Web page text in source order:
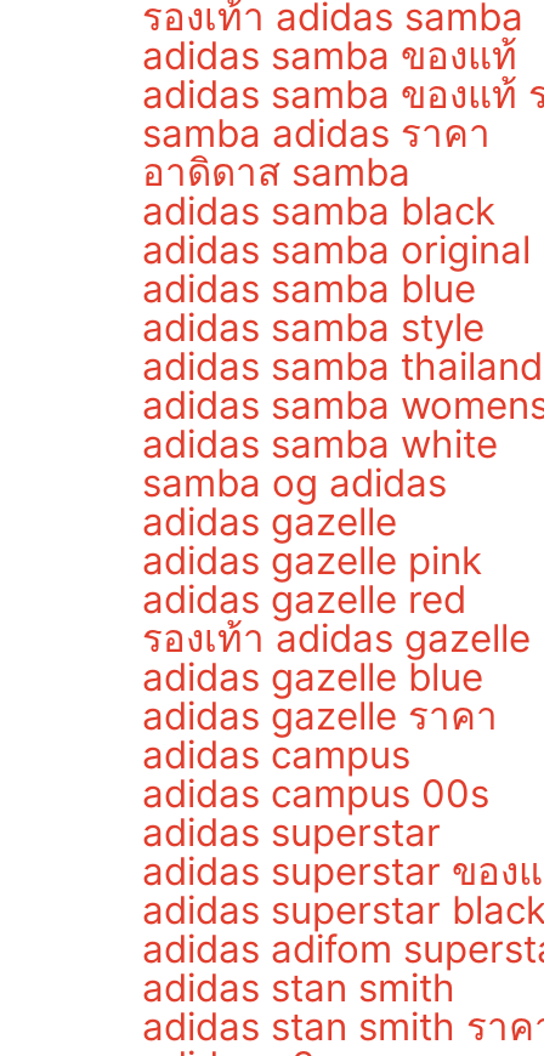
รองเท้า adidas samba
adidas samba ของแท้
adidas samba ของแท้
samba adidas ราคา
อาดิดาส samba
adidas samba black
adidas samba original
adidas samba blue
adidas samba style
adidas samba thailand
adidas samba
adidas samba white
samba og adidas
adidas gazelle
adidas gazelle pink
adidas gazelle red
รองเท้า adidas gazelle
adidas gazelle blue
adidas gazelle ราคา
adidas campus
adidas campus 00s
adidas superstar
adidas superstar ของ
adidas superstar
adidas adifom
adidas stan smith
adidas stan smith ราค